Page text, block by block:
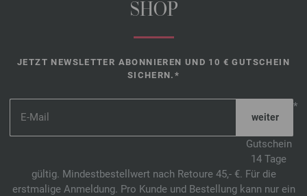
SHOP
JETZT NEWSLETTER ABONNIEREN UND 10 € GUTSCHEIN
SICHERN.*
*
Gutschein
14 Tage
gültig. Mindestbestellwert nach Retoure 45,- €. Für die
erstmalige Anmeldung. Pro Kunde und Bestellung kann nur ein